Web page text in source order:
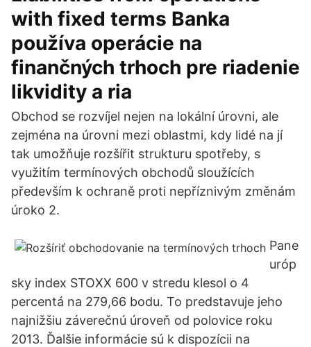
with fixed terms Banka
používa operácie na
finančných trhoch pre riadenie
likvidity a ria
Obchod se rozvíjel nejen na lokální úrovni, ale
zejména na úrovni mezi oblastmi, kdy lidé na jí
tak umožňuje rozšířit strukturu spotřeby, s
využitím termínových obchodů sloužících
především k ochraně proti nepříznivým změnám
úroko 2.
Pane
uróp
sky index STOXX 600 v stredu klesol o 4
percentá na 279,66 bodu. To predstavuje jeho
najnižšiu záverečnú úroveň od polovice roku
2013. Ďalšie informácie sú k dispozícii na